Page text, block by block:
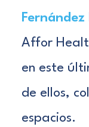
Affor
en este
de ellos,
espacios.